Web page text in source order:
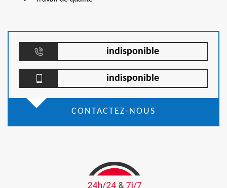
indisponible
indisponible
CONTACTEZ-NOUS